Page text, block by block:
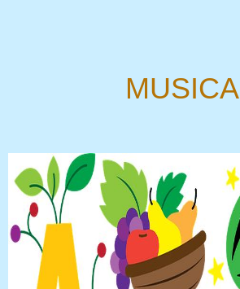
MUSICA